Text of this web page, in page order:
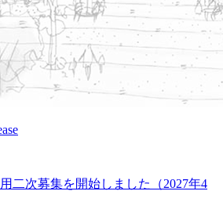
二次募集を開始しました（2027年4